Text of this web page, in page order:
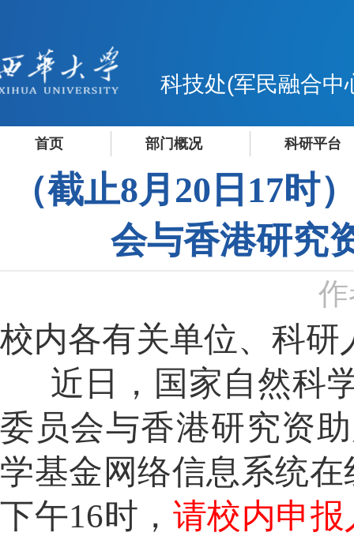
科技处(军民融合中
首页 部门概况 科研平台
（截止8月20日17
会与香港研究
校内各有关单位、科研
近日，国家自然科
委员会与香港研究资
学基金网络信息系统
下午16时， 请校内申